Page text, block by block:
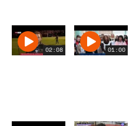
02:08 01:00